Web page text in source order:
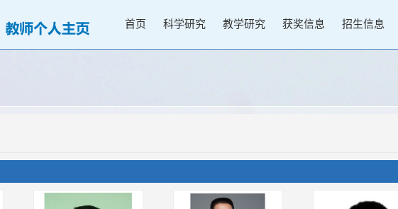
首页 科学研究 教学研究 获奖信息 招生信息